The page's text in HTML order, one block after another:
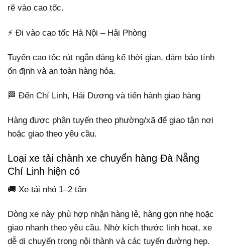
rẽ vào cao tốc.
⚡ Đi vào cao tốc Hà Nội – Hải Phòng
Tuyến cao tốc rút ngắn đáng kể thời gian, đảm bảo tính
ổn định và an toàn hàng hóa.
🏁 Đến Chí Linh, Hải Dương và tiến hành giao hàng
Hàng được phân tuyến theo phường/xã để giao tận nơi
hoặc giao theo yêu cầu.
Loại xe tải chành xe chuyển hàng Đà Nẵng
Chí Linh hiện có
🚚 Xe tải nhỏ 1–2 tấn
Dòng xe này phù hợp nhận hàng lẻ, hàng gọn nhẹ hoặc
giao nhanh theo yêu cầu. Nhờ kích thước linh hoạt, xe
dễ di chuyển trong nội thành và các tuyến đường hẹp.